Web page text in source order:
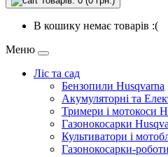
В кошику немає товарів :(
Меню
Ліс та сад
Бензопили Husqvarna
Акумуляторні та
Тримери і мотокоси
Газонокосарки
Культиватори і
Газонокосарки-